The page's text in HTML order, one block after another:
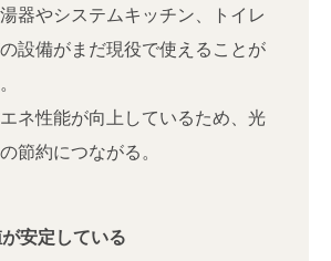
器やシステムキッチン、トイレ
設備がまだ現役で使えることが
ネ性能が向上しているため、光
節約につながる。
安定している